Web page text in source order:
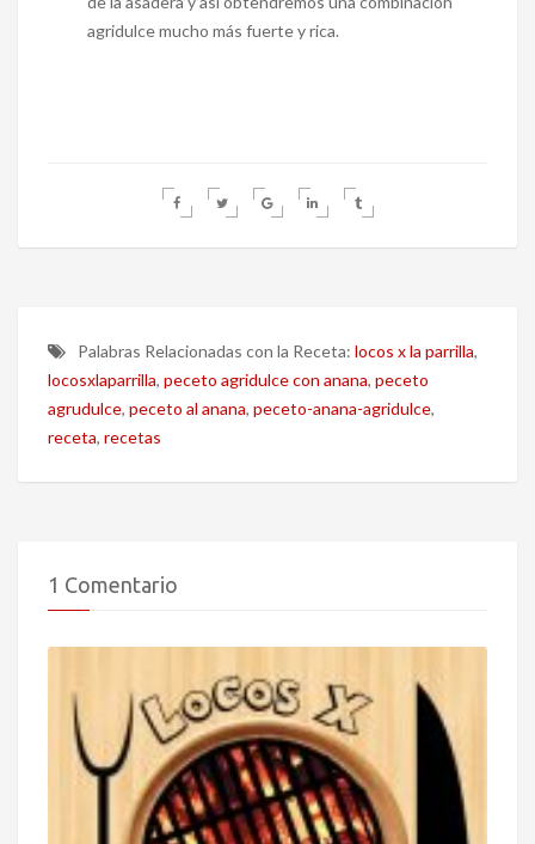
agridulce mucho más fuerte y rica.
Palabras Relacionadas con la Receta: locos x la parrilla,
locosxlaparrilla, peceto agridulce con anana, peceto
agrudulce, peceto al anana, peceto-anana-agridulce,
receta, recetas
1 Comentario